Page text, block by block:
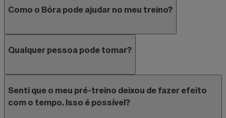
Como o Bóra pode ajudar no meu treino?
Qualquer pessoa pode tomar?
Senti que o meu pré-treino deixou de fazer efeito
com o tempo. Isso é possível?